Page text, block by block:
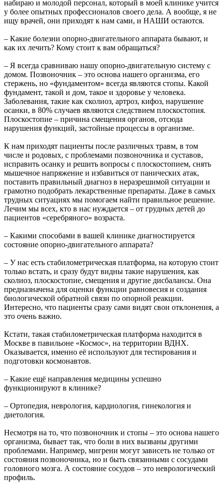
набираю и молодой персонал, который в моей клинике учится
у более опытных профессионалов своего дела. А вообще, я не
ищу врачей, они приходят к нам сами, и НАШИ остаются.
– Какие болезни опорно-двигательного аппарата бывают, и
как их лечить? Кому стоит к вам обращаться?
– Я всегда сравниваю нашу опорно-двигательную систему с
домом. Позвоночник – это основа нашего организма, его
стержень, но «фундаментом» всегда являются стопы. Какой
фундамент, такой и дом, такое и здоровье у человека.
Заболевания, такие как сколиоз, артроз, кифоз, нарушение
осанки, в 80% случаев являются следствием плоскостопия.
Плоскостопие – причина смещения органов, отсюда
нарушения функций, застойные процессы в организме.
К нам приходят пациенты после различных травм, в том
числе и родовых, с проблемами позвоночника и суставов,
исправить осанку и решить вопросы с плоскостопием, снять
мышечное напряжение и избавиться от панических атак,
поставить правильный диагноз в неразрешимой ситуации и
грамотно подобрать лекарственные препараты. Даже в самых
трудных ситуациях мы помогаем найти правильное решение.
Лечим мы всех, кто в нас нуждается – от грудных детей до
пациентов «серебряного» возраста.
– Какими способами в вашей клинике диагностируется
состояние опорно-двигательного аппарата?
– У нас есть стабилометрическая платформа, на которую стоит
только встать, и сразу будут видны такие нарушения, как
сколиоз, плоскостопие, смещения и другие дисбалансы. Она
предназначена для оценки функции равновесия и создания
биологической обратной связи по опорной реакции.
Интересно, что пациенты сразу сами видят свои отклонения, а
это очень важно.
Кстати, такая стабилометрическая платформа находится в
Москве в павильоне «Космос», на территории ВДНХ.
Оказывается, именно её используют для тестирования и
подготовки космонавтов.
– Какие ещё направления медицины успешно
функционируют в клинике?
– Ортопедия, неврология, кардиология, гинекология и
диетология.
Несмотря на то, что позвоночник и стопы – это основа нашего
организма, бывает так, что боли в них вызваны другими
проблемами. Например, мигрени могут зависеть не только от
состояния позвоночника, но и быть связанными с сосудами
головного мозга. А состояние сосудов – это неврологический
профиль.